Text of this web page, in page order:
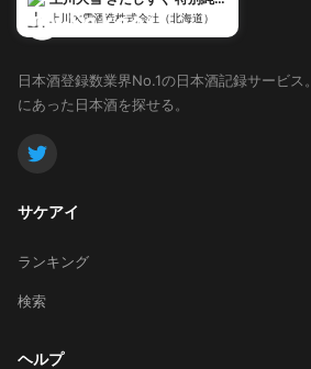
上川大雪酒造株式会社（北海道）
日本酒登録数業界No.1の日本酒記録サービス。
にあった日本酒を探せる。
サケアイ
ランキング
検索
ヘルプ